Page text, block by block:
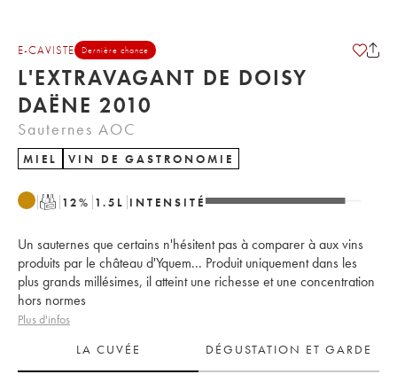
E-CAVISTE Dernière chance
L'EXTRAVAGANT DE DOISY
DAËNE 2010
Sauternes AOC
MIEL VIN DE GASTRONOMIE
T 12% 1.5 L INTENSITÉ
Un sauternes que certains n'hésitent pas à comparer à aux vins
produits par le château d'Yquem... Produit uniquement dans les
plus grands millésimes, il atteint une richesse et une concentration
hors normes
Plus d'infos
LA CUVÉE
DÉGUSTATION ET GARDE